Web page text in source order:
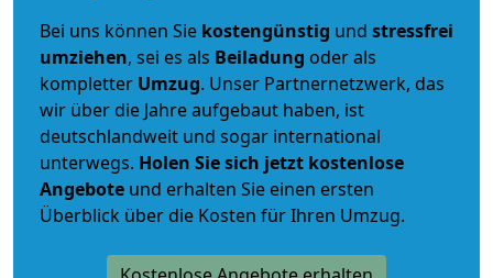
Bei uns können Sie kostengünstig und stressfrei
umziehen, sei es als Beiladung oder als
kompletter Umzug. Unser Partnernetzwerk, das
wir über die Jahre aufgebaut haben, ist
deutschlandweit und sogar international
unterwegs. Holen Sie sich jetzt kostenlose
Angebote und erhalten Sie einen ersten
Überblick über die Kosten für Ihren Umzug.